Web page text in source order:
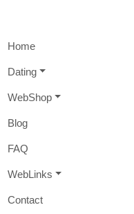
Home
Dating
WebShop
Blog
FAQ
WebL inks
Contact